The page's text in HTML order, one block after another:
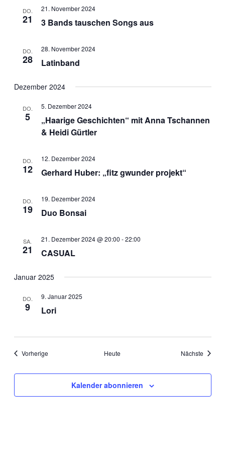
DO.
21 3 Bands tauschen Songs aus
21. November 2024
DO.
28 Latinband
28. November 2024
Dezember 2024
DO.
5
„Haarige Geschichten“ mit Anna Tschannen
& Heidi Gürtler
5. Dezember 2024
DO.
12 Gerhard Huber: „fitz gwunder projekt“
12. Dezember 2024
DO.
19 Duo Bonsai
19. Dezember 2024
SA.
21 CASUAL
21. Dezember 2024 @ 20:00 -22:00
Januar 2025
DO.
9 Lori
9. Januar 2025
VorherigeVeranstaltungen Heute Nächste
Kalender abonnieren